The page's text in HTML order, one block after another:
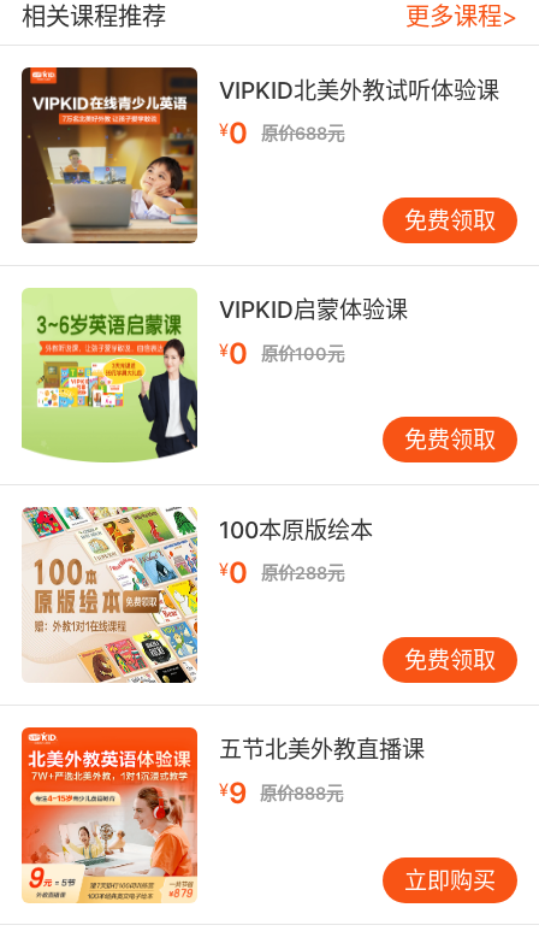
二、乐器相关词汇
英语音乐中涉及到众多乐器的词汇。“piano”（钢
琴）作为一种广为人知的乐器，在古典音乐和现
代流行音乐中都有着重要的地位。在古典音乐的
演奏会上，钢琴常常作为独奏乐器或者与其他乐
器合奏，其丰富的音色和广阔的音域能够展现出
复杂的音乐情感。而在流行音乐中，钢琴也经常
被用于伴奏，为歌手的声音增添温暖与质感。例
如在许多经典的爱情歌曲中，钢琴轻柔的和弦伴
奏能够很好地烘托出浪漫的氛围。
“guitar”（吉他）同样是英语音乐中频繁出现的词
汇。吉他分为民谣吉他、古典吉他和电吉他等多
种类型。民谣吉他在民间音乐和流行音乐中应用
广泛，它的音色清脆、明亮，适合弹奏一些简单
而富有感染力的旋律。像在一些校园民谣中，吉
他的弹拨声总能让人回忆起青春的美好时光。电
吉他则在摇滚音乐中大放异彩，通过效果器的处
理，能够发出极具冲击力和震撼力的声音，为摇
滚乐队带来强烈的节奏感和激情澎湃的效果。
三、音乐风格词汇
汇之一。流行音乐通常具有通俗易懂、旋律易
记、节奏明快等特点，深受大众喜爱。它涵盖了
各种主题，从爱情、友情到社会现象等，歌词往
往能够引起广大听众的共鸣。例如迈克尔·杰克逊
的众多歌曲，以其独特的旋律和富有深意的歌
词，在全球范围内掀起了流行音乐的热潮，成为
相关课程推荐 更多课程>
VIPKID北美外教试听体验课
¥0 原价688元
免费领取
VIPKID启蒙体验课
¥0 原价100元
免费领取
100本原版绘本
¥0 原价288元
免费领取
五节北美外教直播课
¥9 原价888元
立即购买